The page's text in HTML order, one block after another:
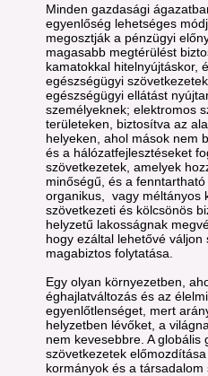
Minden gazdasági
egyenlőség lehetséges
megosztják a pénzügyi
magasabb megtérülést
kamatokkal hitelnyújtáskor,
egészségügyi
egészségügyi ellátást
személyeknek; elektromos
területeken, biztosítva az
helyeken, ahol mások nem
és a hálózatfejlesztéseket
szövetkezetek, amelyek
minőségű, és a
organikus, vagy méltányos
szövetkezeti és kölcsönös
helyzetű lakosságnak
hogy ezáltal lehetővé
magabiztos folytatása.
Egy olyan környezetben,
éghajlatváltozás és az
egyenlőtlenséget, mert
helyzetben lévőket, a
nem kevesebbre. A globális
szövetkezetek
kormányok és a